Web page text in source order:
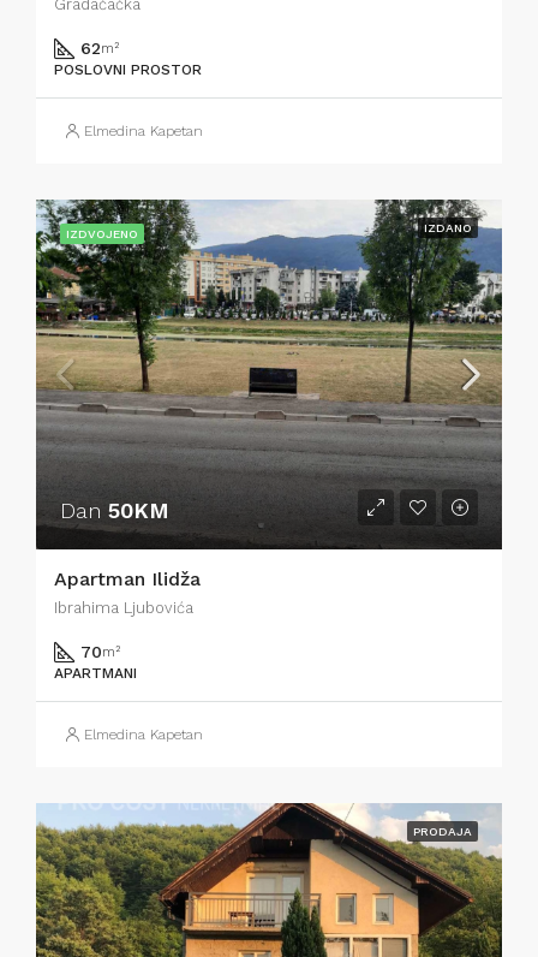
Gradačačka
62m²
POSLOVNI PROSTOR
Elmedina Kapetan
IZDVOJENO IZDANO
Dan 50KM
Apartman Ilidža
Ibrahima Ljubovića
70m²
APARTMANI
Elmedina Kapetan
PRODAJA